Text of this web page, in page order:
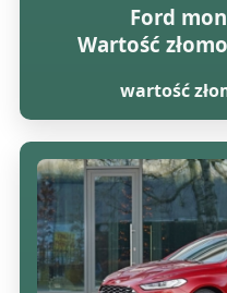
Ford
Wartość
wartość